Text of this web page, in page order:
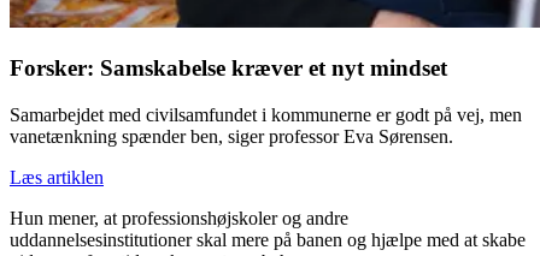
Forsker: Samskabelse kræver et nyt mindset
Samarbejdet med civilsamfundet i kommunerne er godt på vej, men
vanetænkning spænder ben, siger professor Eva Sørensen.
Læs artiklen
Hun mener, at professionshøjskoler og andre
uddannelsesinstitutioner skal mere på banen og hjælpe med at skabe